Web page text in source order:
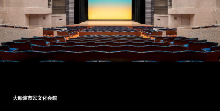
大船渡市民文化会館